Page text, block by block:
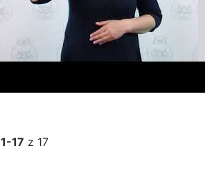
1-17 z 17